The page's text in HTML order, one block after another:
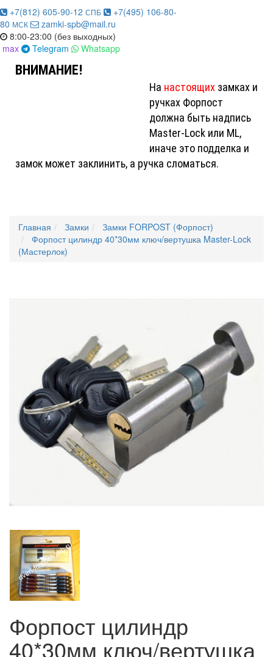
+7(812) 605-90-12 СПБ
+7(495) 106-80-
80 МСК
zamki-spb@mail.ru
8:00-23:00 (без выходных)
max
Telegram Whatsapp
ВНИМАНИЕ!
На настоящих замках и
ручках Форпост
должна быть надпись
Master-Lock или ML,
иначе это подделка и
замок может заклинить, а ручка сломаться.
Главная Замки
Замки FORPOST (Форпост)
Форпост цилиндр 40*30мм ключ/вертушка Master-Lock
(Мастерлок)
Форпост цилиндр
40*30мм ключ/вертушка